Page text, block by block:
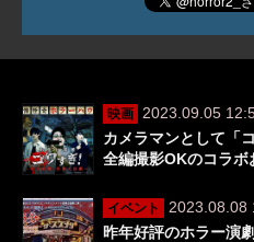
映画
2023.09.05
カメラマンとして「
全編撮影OKのコラ
イベント
2023.08.08
昨年好評のホラー演